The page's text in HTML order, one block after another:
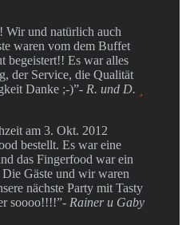
Wir und natürlich auch
waren vom dem Buffet
begeistert!! Es war alles
der Service, die Qualität
Danke ;-)”- R. und D.
am 3. Okt. 2012
bestellt. Es war eine
das Fingerfood war ein
Gäste und wir waren
nächste Party mit Tasty
soooo!!!!”- Rainer u Gaby